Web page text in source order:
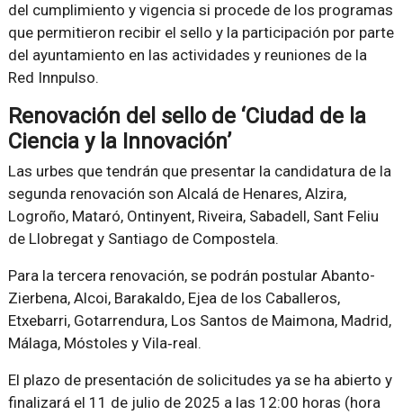
del cumplimiento y vigencia si procede de los programas
que permitieron recibir el sello y la participación por parte
del ayuntamiento en las actividades y reuniones de la
Red Innpulso.
Renovación del sello de ‘Ciudad de la
Ciencia y la Innovación’
Las urbes que tendrán que presentar la candidatura de la
segunda renovación son Alcalá de Henares, Alzira,
Logroño, Mataró, Ontinyent, Riveira, Sabadell, Sant Feliu
de Llobregat y Santiago de Compostela.
Para la tercera renovación, se podrán postular Abanto-
Zierbena, Alcoi, Barakaldo, Ejea de los Caballeros,
Etxebarri, Gotarrendura, Los Santos de Maimona, Madrid,
Málaga, Móstoles y Vila‐real.
El plazo de presentación de solicitudes ya se ha abierto y
finalizará el 11 de julio de 2025 a las 12:00 horas (hora